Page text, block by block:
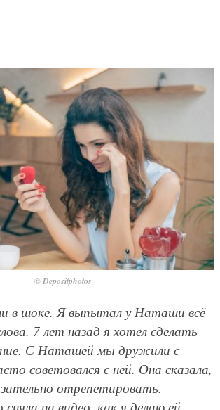
© Depositphotos
в шоке. Я выпытал у Наташи всё
7 лет назад я хотел сделать
С Наташей мы дружили с
советовался с ней. Она сказала,
отрепетировать.